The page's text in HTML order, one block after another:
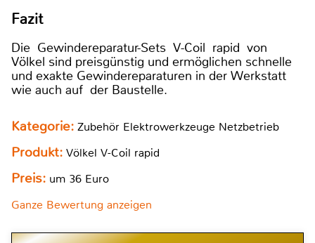
Fazit
Die Gewindereparatur-Sets V-Coil rapid von
Völkel sind preisgünstig und ermöglichen schnelle
und exakte Gewindereparaturen in der Werkstatt
wie auch auf der Baustelle.
Kategorie: Zubehör Elektrowerkzeuge Netzbetrieb
Produkt: Völkel V-Coil rapid
Preis: um 36 Euro
Ganze Bewertung anzeigen